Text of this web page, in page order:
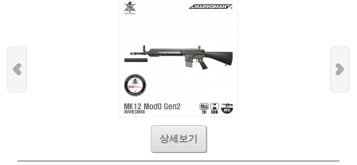
상세보기